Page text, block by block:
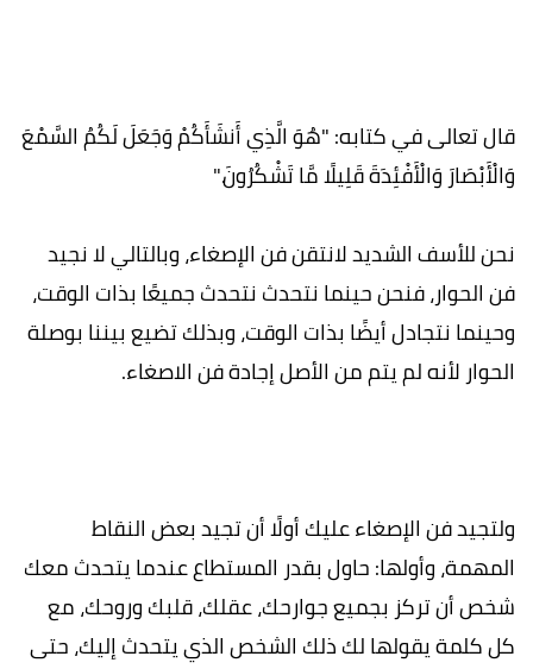
قال تعالى في كتابه: "هُوَ الَّذِي أَنشَأَكُمْ وَجَعَلَ لَكُمُ السَّمْعَ
وَالْأَبْصَارَ وَالْأَفْئِدَةَ قَلِيلًا مَّا تَشْكُرُونَ."
نحن للأسف الشديد لانتقن فن الإصغاء، وبالتالي لا نجيد
فن الحوار، فنحن حينما نتحدث نتحدث جميعًا بذات الوقت،
وحينما نتجادل أيضًا بذات الوقت، وبذلك تضيع بيننا بوصلة
الحوار لأنه لم يتم من الأصل إجادة فن الاصغاء.
ولتجيد فن الإصغاء عليك أولًا أن تجيد بعض النقاط
المهمة، وأولها: حاول بقدر المستطاع عندما يتحدث معك
شخص أن تركز بجميع جوارحك، عقلك، قلبك وروحك، مع
كل كلمة يقولها لك ذلك الشخص الذي يتحدث إليك، حتى